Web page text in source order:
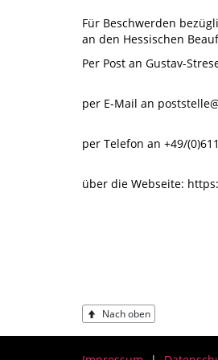
Für Beschwerden
an den Hessischen
Per Post an Gustav-
per E-Mail an
per Telefon an +49/
über die Webseite:
Schnellmenü
Nach oben